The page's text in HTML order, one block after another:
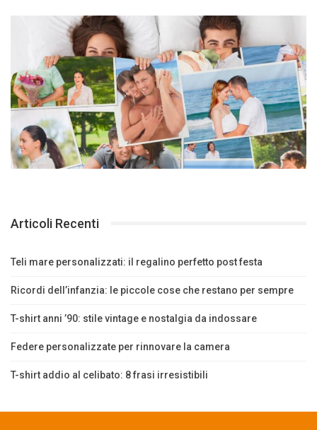
Articoli Recenti
Teli mare personalizzati: il regalino perfetto post festa
Ricordi dell’infanzia: le piccole cose che restano per sempre
T-shirt anni ’90: stile vintage e nostalgia da indossare
Federe personalizzate per rinnovare la camera
T-shirt addio al celibato: 8 frasi irresistibili